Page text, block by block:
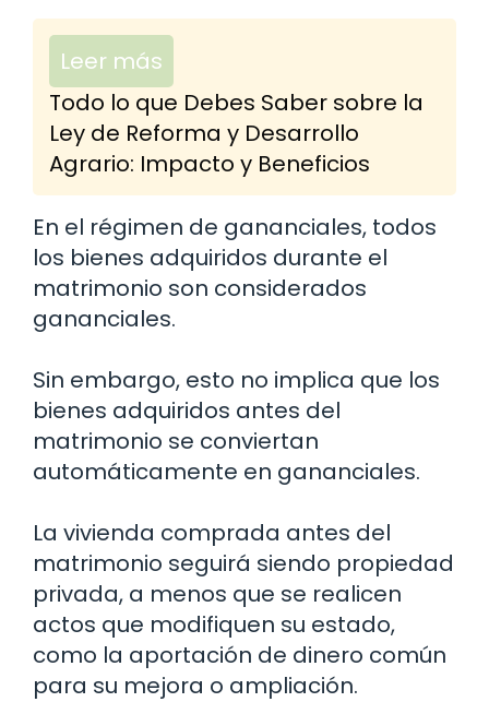
Leer más
Todo lo que Debes Saber sobre la
Ley de Reforma y Desarrollo
Agrario: Impacto y Beneficios
En el régimen de gananciales, todos
los bienes adquiridos durante el
matrimonio son considerados
gananciales.
Sin embargo, esto no implica que los
bienes adquiridos antes del
matrimonio se conviertan
automáticamente en gananciales.
La vivienda comprada antes del
matrimonio seguirá siendo propiedad
privada, a menos que se realicen
actos que modifiquen su estado,
como la aportación de dinero común
para su mejora o ampliación.